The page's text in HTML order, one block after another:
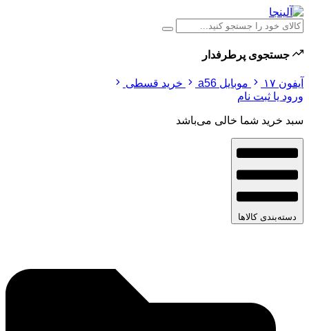
جستجوی پرطرفدار
آیفون ۱۷ موبایل a56
خرید قسطی
ورود یا ثبت نام
سبد خرید شما خالی می‌باشد
دسته‌بندی کالاها